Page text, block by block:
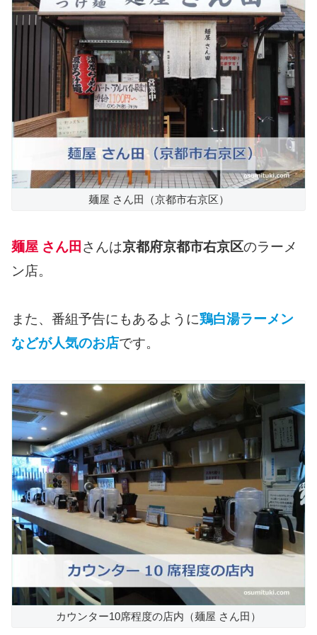
麺屋 さん田（京都市右京区）
麺屋 さん田 さんは京都府京都市右京区のラーメ
ン店。
また、番組予告にもあるように鶏白湯ラーメン
などが人気のお店です。
カウンター10席程度の店内（麺屋 さん田）